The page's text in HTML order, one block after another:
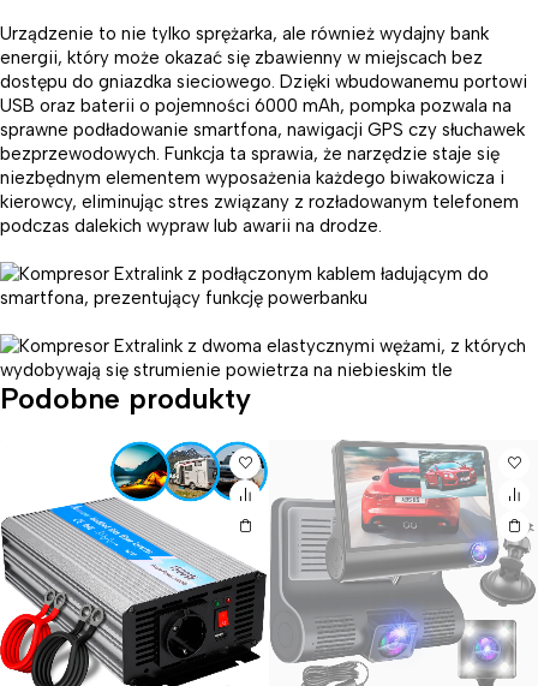
Urządzenie to nie tylko sprężarka, ale również wydajny bank
energii, który może okazać się zbawienny w miejscach bez
dostępu do gniazdka sieciowego. Dzięki wbudowanemu portowi
USB oraz baterii o pojemności 6000 mAh, pompka pozwala na
sprawne podładowanie smartfona, nawigacji GPS czy słuchawek
bezprzewodowych. Funkcja ta sprawia, że narzędzie staje się
niezbędnym elementem wyposażenia każdego biwakowicza i
kierowcy, eliminując stres związany z rozładowanym telefonem
podczas dalekich wypraw lub awarii na drodze.
Podobne produkty